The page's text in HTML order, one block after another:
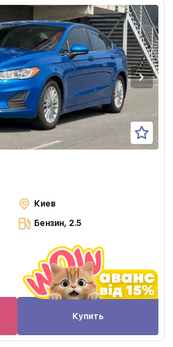
Киев
Бензин, 2.5
Купить